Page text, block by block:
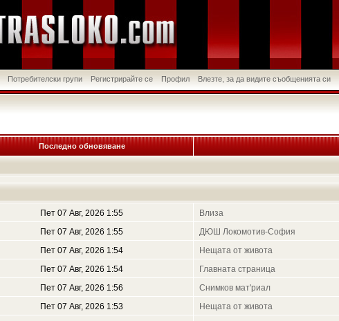
Потребителски групи Регистрирайте се Профил Влезте, за да видите съобщенията си
Последно обновяване
Пет 07 Авг, 2026 1:55
Влиза
Пет 07 Авг, 2026 1:55
ДЮШ Локомотив-София
Пет 07 Авг, 2026 1:54
Нещата от живота
Пет 07 Авг, 2026 1:54
Главната страница
Пет 07 Авг, 2026 1:56
Снимков мат'риал
Пет 07 Авг, 2026 1:53
Нещата от живота